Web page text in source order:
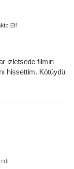
Et!
izletsede filmin
hissettim. Kötüydü